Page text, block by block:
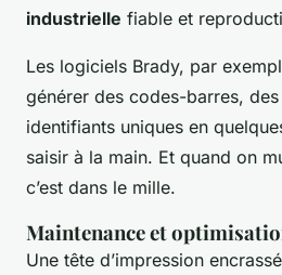
industrielle fiable et
Les logiciels Brady, par
générer des codes-barres,
identifiants uniques en
saisir à la main. Et quand on
c’est dans le mille.
Maintenance et
Une tête d’impression